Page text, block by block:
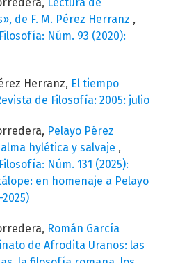
Lectura de
de F. M. Pérez Herranz ,
Núm. 93 (2020):
Herranz, El tiempo
de Filosofía: 2005: julio
Pelayo Pérez
hylética y salvaje ,
Núm. 131 (2025):
en homenaje a Pelayo
Román García
de Afrodita Uranos: las